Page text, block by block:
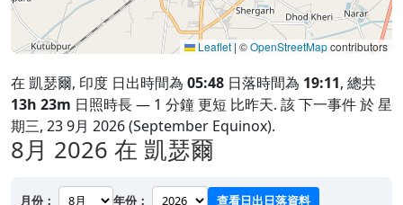
Leaflet | ©OpenStreetMapcontributors
在 凱瑟爾, 印度 日出時間為 05:48 日落時間為 19:11, 總共
13h 23m 日照時長 — 1 分鐘 更短 比昨天. 該 下一事件 於 星
期三, 23 9月 2026 (September Equinox).
8月 2026 在 凱瑟爾
月份： 年份： 查看日出日落資料